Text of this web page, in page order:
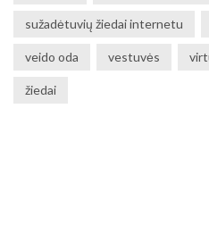
sužadėtuvių žiedai internetu
veido oda vestuvės
žiedai